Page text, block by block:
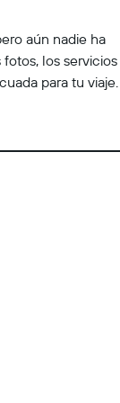
aún nadie ha
los servicios
para tu viaje.